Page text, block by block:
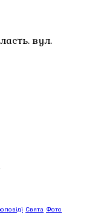
вул.
Свята Фото